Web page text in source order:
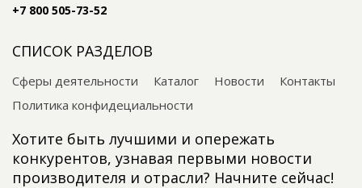
+7 800 505-73-52
СПИСОК РАЗДЕЛОВ
Сферы деятельности Каталог Новости
Контакты
Политика конфидециальности
Хотите быть лучшими и опережать
конкурентов, узнавая первыми новости
производителя и отрасли? Начните сейчас!